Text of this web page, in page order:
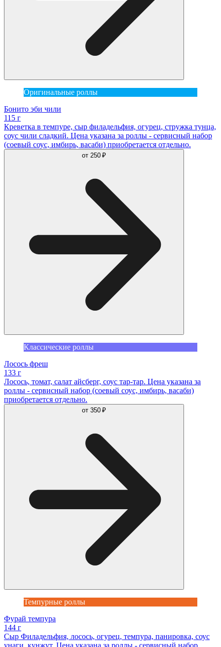
Оригинальные роллы
Бонито эби чили
115 г
Креветка в темпуре, сыр филадельфия, огурец, стружка тунца,
соус чили сладкий. Цена указана за роллы - сервисный набор
(соевый соус, имбирь, васаби) приобретается отдельно.
от 250 ₽
Классические роллы
Лосось фреш
133 г
Лосось, томат, салат айсберг, соус тар-тар. Цена указана за
роллы - сервисный набор (соевый соус, имбирь, васаби)
приобретается отдельно.
от 350 ₽
Темпурные роллы
Фурай темпура
144 г
Сыр Филадельфия, лосось, огурец, темпура, панировка, соус
унаги, кунжут. Цена указана за роллы - сервисный набор